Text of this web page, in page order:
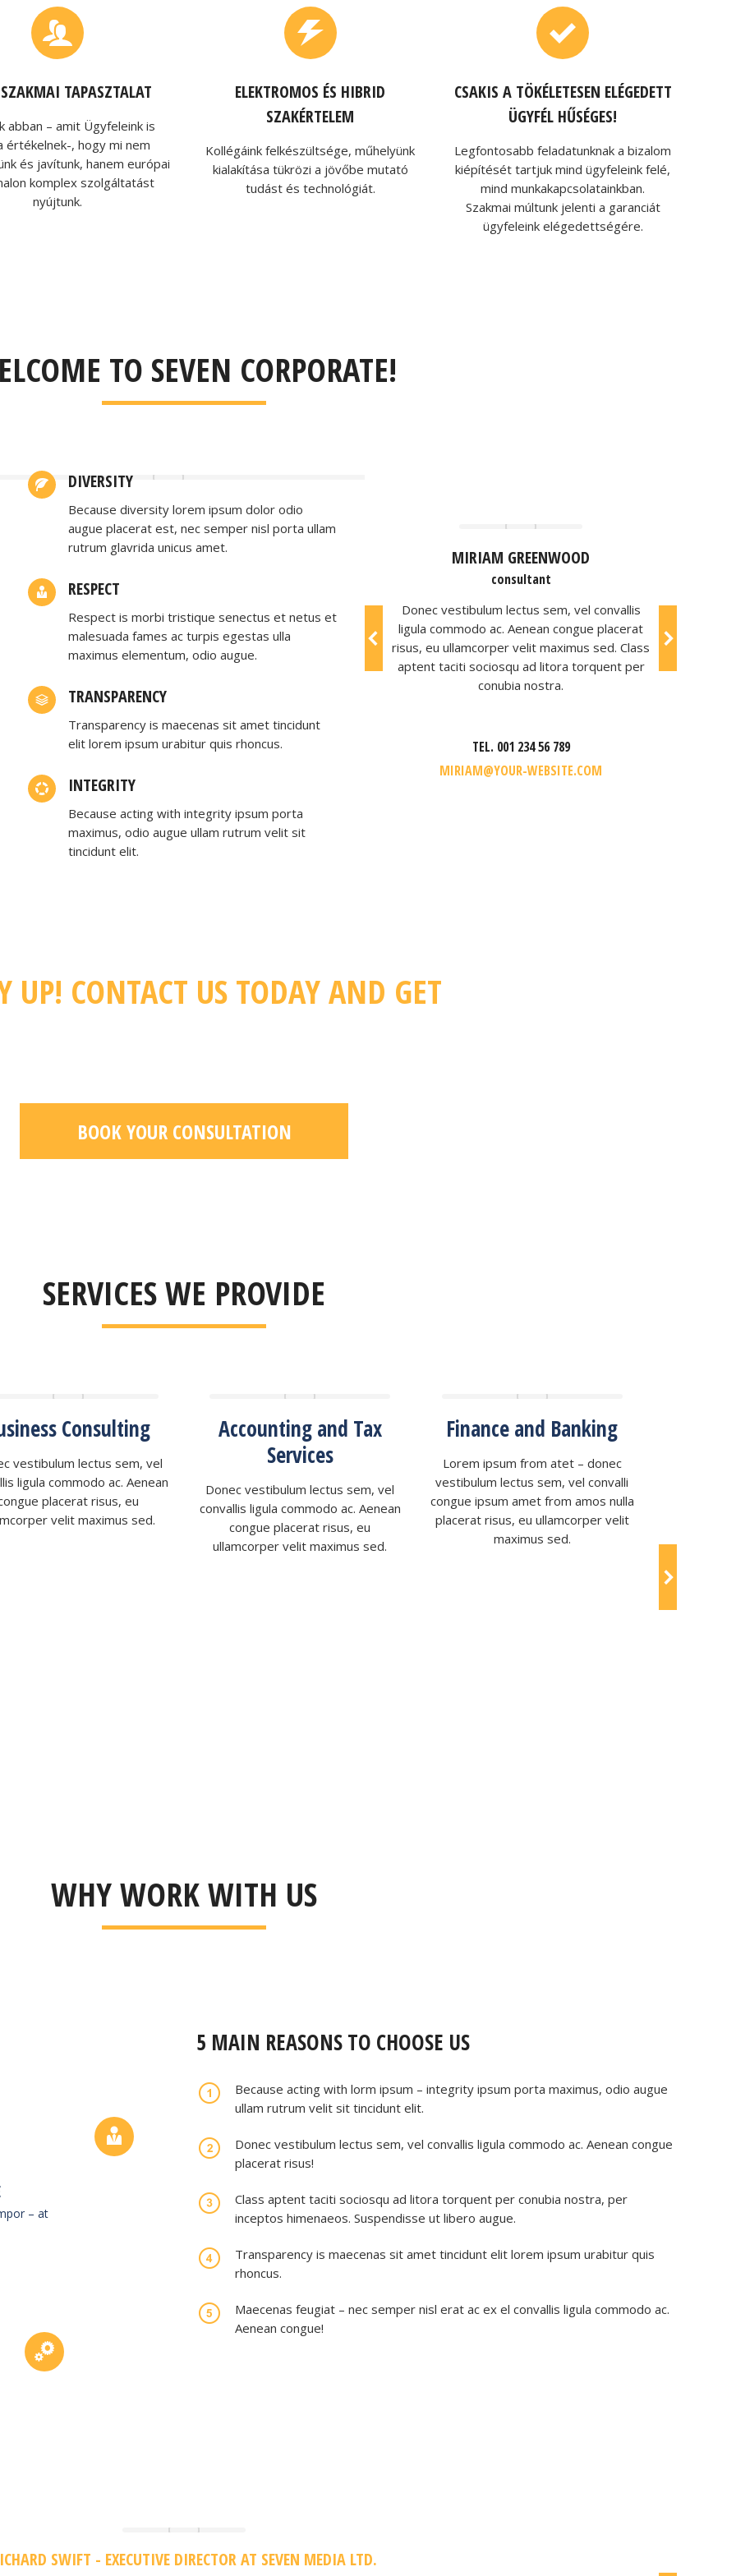
TAPASZTALAT
abban – amit Ügyfeleink is
értékelnek-, hogy mi nem
és javítunk, hanem európai
komplex szolgáltatást
nyújtunk.
ELEKTROMOS ÉS HIBRID
SZAKÉRTELEM
Kollégáink felkészültsége, műhelyünk
kialakítása tükrözi a jövőbe mutató
tudást és technológiát.
CSAKIS A TÖKÉLETESEN ELÉGEDETT
ÜGYFÉL HŰSÉGES!
Legfontosabb feladatunknak a bizalom
kiépítését tartjuk mind ügyfeleink felé,
mind munkakapcsolatainkban.
Szakmai múltunk jelenti a garanciát
ügyfeleink elégedettségére.
TO SEVEN CORPORATE!
DIVERSITY
Because diversity lorem ipsum dolor odio
augue placerat est, nec semper nisl porta ullam
rutrum glavrida unicus amet.
RESPECT
Respect is morbi tristique senectus et netus et
malesuada fames ac turpis egestas ulla
maximus elementum, odio augue.
TRANSPARENCY
Transparency is maecenas sit amet tincidunt
elit lorem ipsum urabitur quis rhoncus.
INTEGRITY
Because acting with integrity ipsum porta
maximus, odio augue ullam rutrum velit sit
tincidunt elit.
RICHARD SWIFT
Donec vestibulum lectus sem, vel convallis
ligula commodo ac. Aenean congue placerat
risus, eu ullamcorper velit maximus sed. Class
aptent taciti sociosqu ad litora torquent per
TEL. 001 234 56 789
MIRIAM GREENWOOD
consultant
Donec vestibulum lectus sem, vel convallis
ligula commodo ac. Aenean congue placerat
risus, eu ullamcorper velit maximus sed. Class
aptent taciti sociosqu ad litora torquent per
conubia nostra.
TEL. 001 234 56 789
MIRIAM@YOUR-WEBSITE.COM
UP! CONTACT US TODAY AND GET
BOOK YOUR CONSULTATION
SERVICES WE PROVIDE
Consulting
vestibulum lectus sem, vel
ligula commodo ac. Aenean
placerat risus, eu
velit maximus sed.
Accounting and Tax
Services
Donec vestibulum lectus sem, vel
convallis ligula commodo ac. Aenean
congue placerat risus, eu
ullamcorper velit maximus sed.
Finance and Banking
Lorem ipsum from atet – donec
vestibulum lectus sem, vel convalli
congue ipsum amet from amos nulla
placerat risus, eu ullamcorper velit
maximus sed.
WHY WORK WITH US
– at
5 MAIN REASONS TO CHOOSE US
Because acting with lorm ipsum – integrity ipsum porta maximus, odio augue
ullam rutrum velit sit tincidunt elit.
Donec vestibulum lectus sem, vel convallis ligula commodo ac. Aenean congue
placerat risus!
Class aptent taciti sociosqu ad litora torquent per conubia nostra, per
inceptos himenaeos. Suspendisse ut libero augue.
Transparency is maecenas sit amet tincidunt elit lorem ipsum urabitur quis
rhoncus.
Maecenas feugiat – nec semper nisl erat ac ex el convallis ligula commodo ac.
Aenean congue!
SWIFT - EXECUTIVE DIRECTOR AT SEVEN MEDIA LTD.